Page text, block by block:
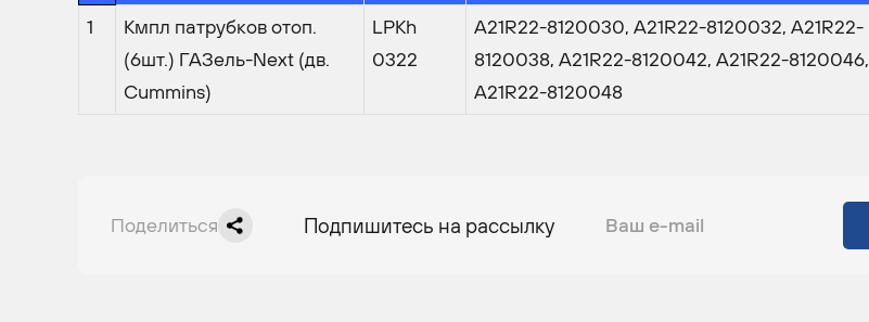
1
Кмпл патрубков отоп.
(6шт.) ГАЗель-Next (дв.
Cummins)
LPKh
0322
А21R22-8120030, А21R22-8120032, А21R22-
8120038, А21R22-8120042, А21R22-8120046,
А21R22-8120048
Поделиться Подпишитесь на рассылку